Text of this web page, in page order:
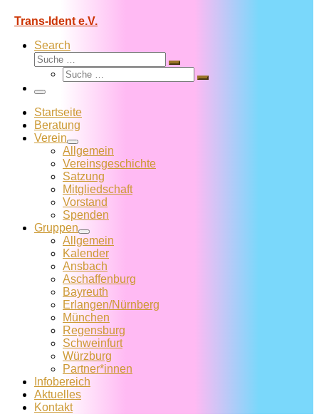
Trans-Ident e.V.
Search
Suche
Suche
Suche
Suche
Menü
Startseite
Beratung
Verein
Allgemein
Vereins­geschichte
Satzung
Mitglied­schaft
Vorstand
Spenden
Gruppen
Allgemein
Kalender
Ansbach
Aschaffenburg
Bayreuth
Erlangen/Nürnberg
München
Regensburg
Schweinfurt
Würzburg
Partner*innen
Infobereich
Aktuelles
Kontakt